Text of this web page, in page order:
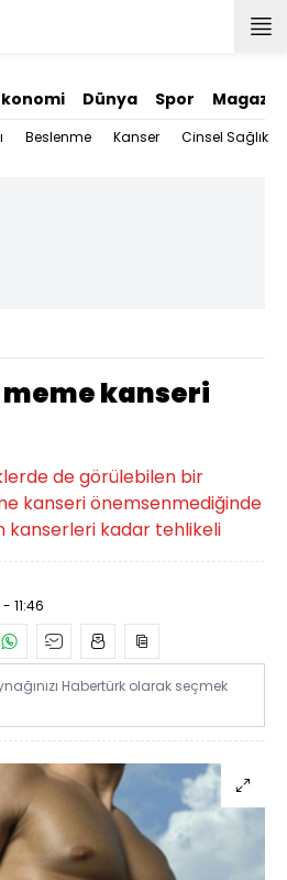
Dünya Spor Magazin
Beslenme Kanser Cinsel Sağlık
kanseri
de görülebilen bir
kanseri önemsenmediğinde
kanserleri kadar tehlikeli
11:46
Habertürk olarak seçmek